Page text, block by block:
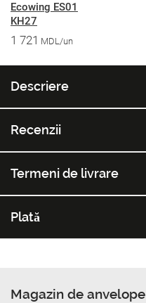
Ecowing ES01
KH27
1 721 MDL/un
Descriere
Recenzii
Termeni de livrare
Plată
Magazin de anvelope